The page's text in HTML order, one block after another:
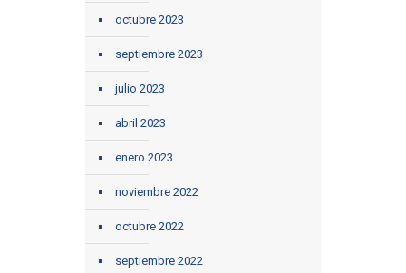
octubre 2023
septiembre 2023
julio 2023
abril 2023
enero 2023
noviembre 2022
octubre 2022
septiembre 2022